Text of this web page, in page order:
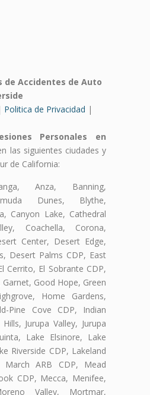
de Accidentes de Auto
Politica de Privacidad |
Personales en
las siguientes ciudades y
de California:
Anza, Banning,
Dunes, Blythe,
Canyon Lake, Cathedral
Coachella, Corona,
Center, Desert Edge,
Desert Palms CDP, East
Cerrito, El Sobrante CDP,
Garnet, Good Hope, Green
Home Gardens,
Pine Cove CDP, Indian
Jurupa Valley, Jurupa
Lake Elsinore, Lake
Riverside CDP, Lakeland
March ARB CDP, Mead
CDP, Mecca, Menifee,
Valley, Mortmar,